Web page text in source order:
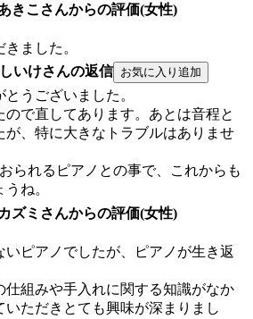
きこさんからの評価(女性)
ました。
いけさんの返信
うございました。
で直してあります。あとは音程と
が、特に大きなトラブルはありませ
られるピアノとの事で、これからも
ね。
ズミさんからの評価(女性)
ピアノでしたが、ピアノが生き返
仕組みや手入れに関する知識がなか
いただきとても興味が深まりまし